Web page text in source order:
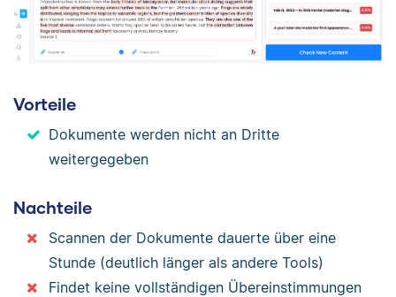
Vorteile
Dokumente werden nicht an Dritte
weitergegeben
Nachteile
Scannen der Dokumente dauerte über eine
Stunde (deutlich länger als andere Tools)
Findet keine vollständigen Übereinstimmungen